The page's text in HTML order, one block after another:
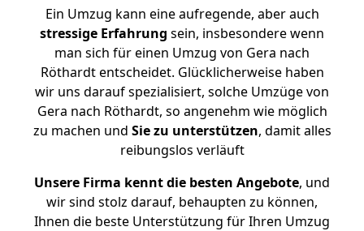
Ein Umzug kann eine aufregende, aber auch
stressige Erfahrung sein, insbesondere wenn
man sich für einen Umzug von Gera nach
Röthardt entscheidet. Glücklicherweise haben
wir uns darauf spezialisiert, solche Umzüge von
Gera nach Röthardt, so angenehm wie möglich
zu machen und Sie zu unterstützen, damit alles
reibungslos verläuft
Unsere Firma kennt die besten Angebote, und
wir sind stolz darauf, behaupten zu können,
Ihnen die beste Unterstützung für Ihren Umzug